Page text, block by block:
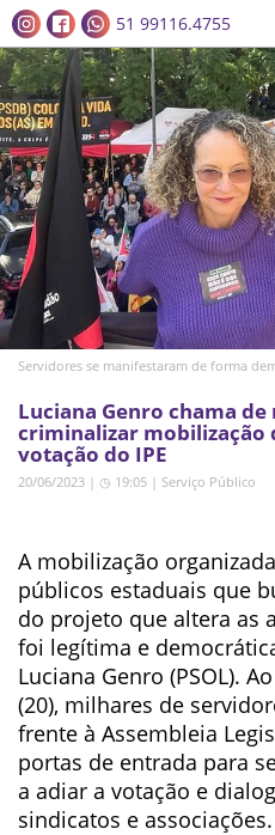
51 99116.4755
Servidores se manifestaram de forma
Luciana Genro chama
criminalizar mobilização
votação do IPE
20/06/2023 | ◷ 19:05 | Serviço Público
A mobilização
públicos estaduais que
do projeto que altera as
foi legítima e
Luciana Genro (PSOL).
(20), milhares de
frente à Assembleia
portas de entrada para
a adiar a votação e
sindicatos e associações.